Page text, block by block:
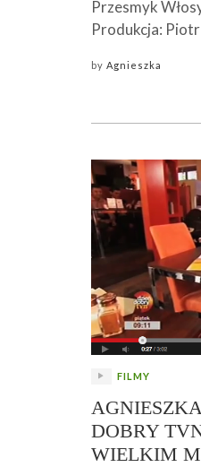
Przesmyk
Produkcja:
by Agnieszka
FILMY
DOBRY
WIELKIM